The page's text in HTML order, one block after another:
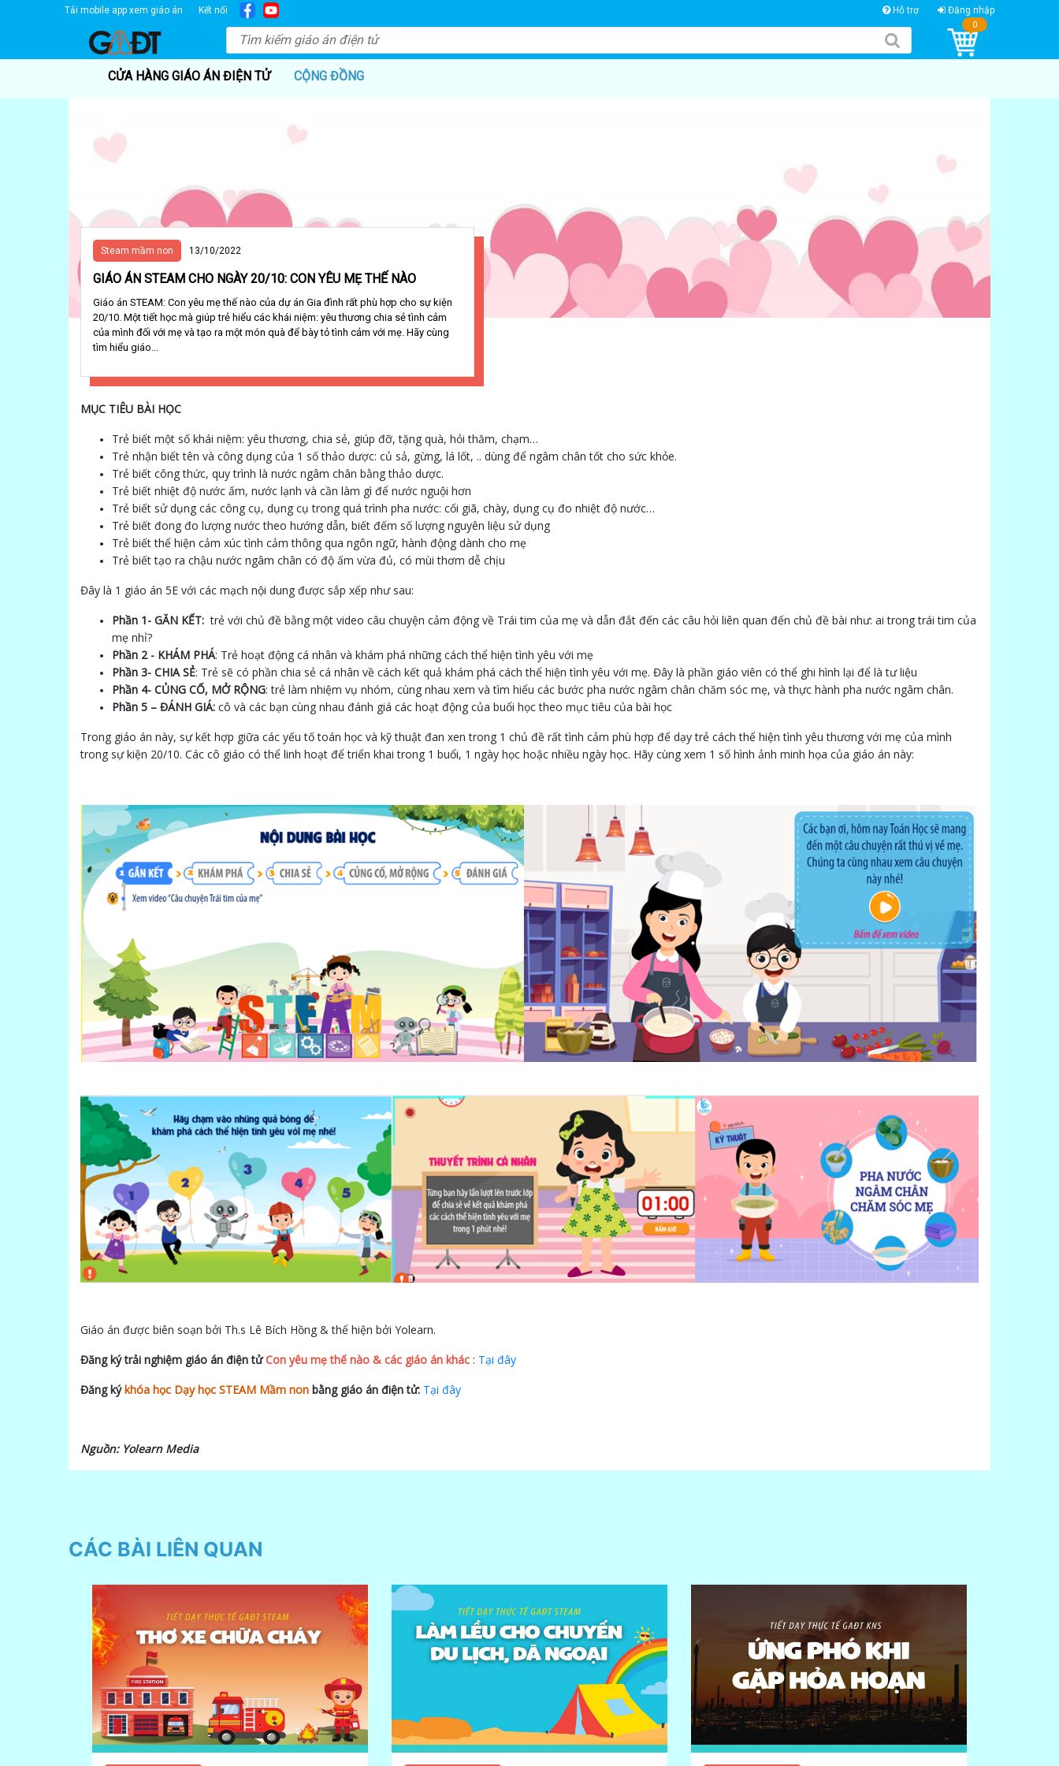
Tải mobile app xem giáo án Kết nối Hỗ trợ Đăng nhập
0
CỬA HÀNG GIÁO ÁN ĐIỆN TỬ CỘNG ĐỒNG
Steam mầm non 13/10/2022
GIÁO ÁN STEAM CHO NGÀY 20/10: CON YÊU MẸ THẾ NÀO
Giáo án STEAM: Con yêu mẹ thế nào của dự án Gia đình rất phù hợp cho sự kiện
20/10. Một tiết học mà giúp trẻ hiểu các khái niệm: yêu thương chia sẻ tình cảm
của mình đối với mẹ và tạo ra một món quà để bày tỏ tình cảm với mẹ. Hãy cùng
tìm hiểu giáo...
MỤC TIÊU BÀI HỌC
Trẻ biết một số khái niệm: yêu thương, chia sẻ, giúp đỡ, tặng quà, hỏi thăm, chạm…
Trẻ nhận biết tên và công dụng của 1 số thảo dược: củ sả, gừng, lá lốt, .. dùng để ngâm chân tốt cho sức khỏe.
Trẻ biết công thức, quy trình là nước ngâm chân bằng thảo dược.
Trẻ biết nhiệt độ nước ấm, nước lạnh và cần làm gì để nước nguội hơn
Trẻ biết sử dụng các công cụ, dụng cụ trong quá trình pha nước: cối giã, chày, dụng cụ đo nhiệt độ nước…
Trẻ biết đong đo lượng nước theo hướng dẫn, biết đếm số lượng nguyên liệu sử dụng
Trẻ biết thể hiện cảm xúc tình cảm thông qua ngôn ngữ, hành động dành cho mẹ
Trẻ biết tạo ra chậu nước ngâm chân có độ ấm vừa đủ, có mùi thơm dễ chịu
Đây là 1 giáo án 5E với các mạch nội dung được sắp xếp như sau:
Phần 1- GĂN KẾT: trẻ với chủ đề bằng một video câu chuyện cảm động về Trái tim của mẹ và dẫn đắt đến các câu hỏi liên quan đến chủ đề bài như: ai trong trái tim của
mẹ nhỉ?
Phần 2 - KHÁM PHÁ: Trẻ hoạt động cá nhân và khám phá những cách thể hiện tình yêu với mẹ
Phần 3- CHIA SẺ: Trẻ sẽ có phần chia sẻ cá nhân về cách kết quả khám phá cách thể hiện tình yêu với mẹ. Đây là phần giáo viên có thể ghi hình lại để là tư liệu
Phần 4- CỦNG CỐ, MỞ RỘNG: trẻ làm nhiệm vụ nhóm, cùng nhau xem và tìm hiểu các bước pha nước ngâm chân chăm sóc mẹ, và thực hành pha nước ngâm chân.
Phần 5 – ĐÁNH GIÁ: cô và các bạn cùng nhau đánh giá các hoạt động của buổi học theo mục tiêu của bài học
Trong giáo án này, sự kết hợp giữa các yếu tố toán học và kỹ thuật đan xen trong 1 chủ đề rất tình cảm phù hợp để dạy trẻ cách thể hiện tình yêu thương với mẹ của mình
trong sự kiện 20/10. Các cô giáo có thể linh hoạt để triển khai trong 1 buổi, 1 ngày học hoặc nhiều ngày học. Hãy cùng xem 1 số hình ảnh minh họa của giáo án này:
Giáo án được biên soạn bởi Th.s Lê Bích Hồng & thể hiện bởi Yolearn.
Đăng ký trải nghiệm giáo án điện tửCon yêu mẹ thế nào & các giáo án khác : Tại đây
Đăng ký khóa học Dạy học STEAM Mầm non bằng giáo án điện tử: Tại đây
Nguồn: Yolearn Media
CÁC BÀI LIÊN QUAN